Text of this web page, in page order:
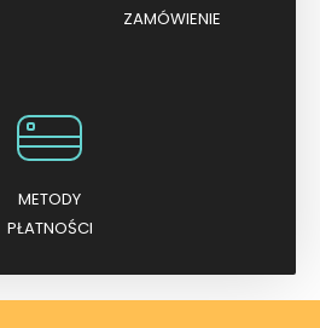
ZAMÓWIENIE
METODY
PŁATNOŚCI